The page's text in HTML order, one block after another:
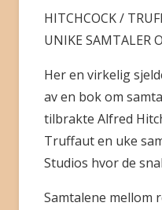
HITCHCOCK /
UNIKE SAMTALER
Her en virkelig
av en bok om
tilbrakte Alfred
Truffaut en uke
Studios hvor de
Samtalene mellom